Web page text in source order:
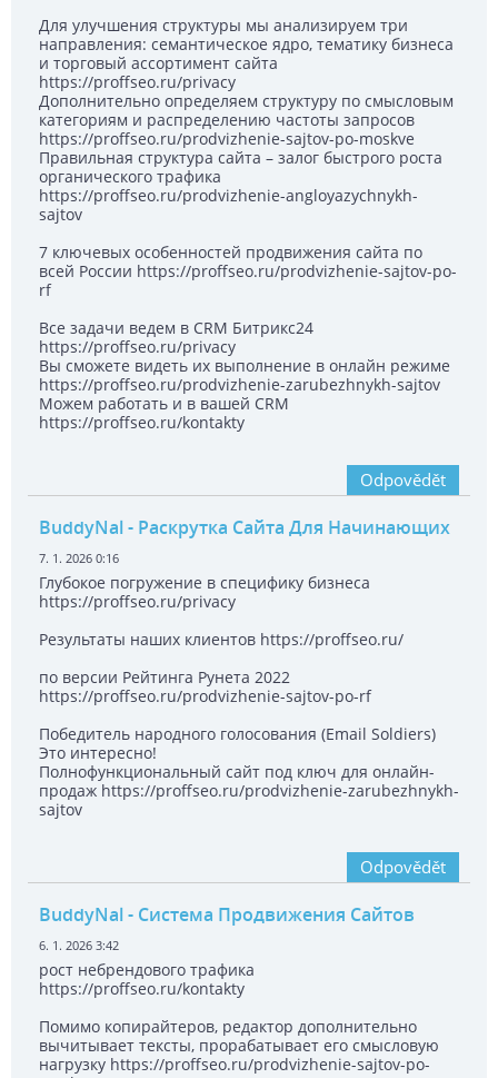
Для улучшения структуры мы анализируем три
направления: семантическое ядро, тематику бизнеса
и торговый ассортимент сайта
https://proffseo.ru/privacy
Дополнительно определяем структуру по смысловым
категориям и распределению частоты запросов
https://proffseo.ru/prodvizhenie-sajtov-po-moskve
Правильная структура сайта – залог быстрого роста
органического трафика
https://proffseo.ru/prodvizhenie-angloyazychnykh-
sajtov
7 ключевых особенностей продвижения сайта по
всей России https://proffseo.ru/prodvizhenie-sajtov-po-
rf
Все задачи ведем в CRM Битрикс24
https://proffseo.ru/privacy
Вы сможете видеть их выполнение в онлайн режиме
https://proffseo.ru/prodvizhenie-zarubezhnykh-sajtov
Можем работать и в вашей CRM
https://proffseo.ru/kontakty
Odpovědět
BuddyNal- Раскрутка Сайта Для Начинающих
7. 1. 2026 0:16
Глубокое погружение в специфику бизнеса
https://proffseo.ru/privacy
Результаты наших клиентов https://proffseo.ru/
по версии Рейтинга Рунета 2022
https://proffseo.ru/prodvizhenie-sajtov-po-rf
Победитель народного голосования (Email Soldiers)
Это интересно!
Полнофункциональный сайт под ключ для онлайн-
продаж https://proffseo.ru/prodvizhenie-zarubezhnykh-
sajtov
Odpovědět
BuddyNal- Система Продвижения Сайтов
6. 1. 2026 3:42
рост небрендового трафика
https://proffseo.ru/kontakty
Помимо копирайтеров, редактор дополнительно
вычитывает тексты, прорабатывает его смысловую
нагрузку https://proffseo.ru/prodvizhenie-sajtov-po-